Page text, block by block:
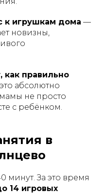
к игрушкам дома —
новизны,
как правильно
абсолютно
не просто
с ребёнком.
в
минут. За это время
14 игровых